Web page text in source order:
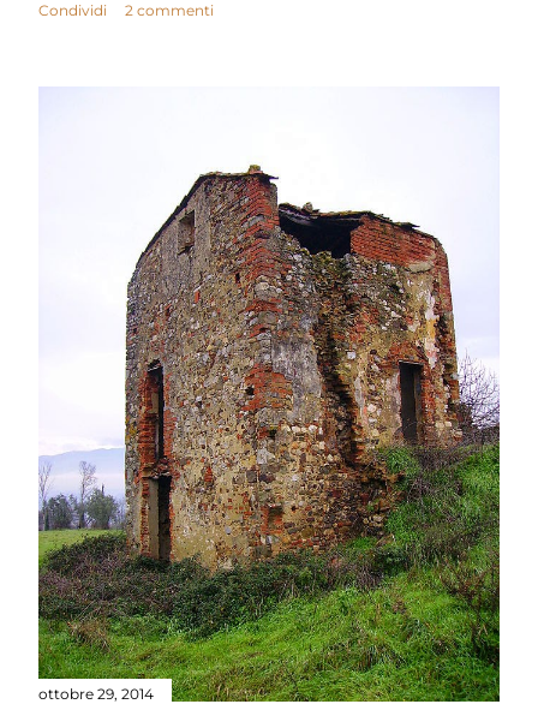
Condividi 2 commenti
ottobre 29, 2014